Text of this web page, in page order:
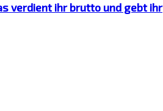
verdient ihr brutto und gebt ihr